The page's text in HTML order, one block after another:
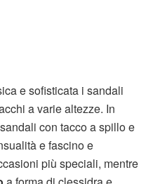
e sofisticata i sandali
a varie altezze. In
con tacco a spillo e
e fascino e
più speciali, mentre